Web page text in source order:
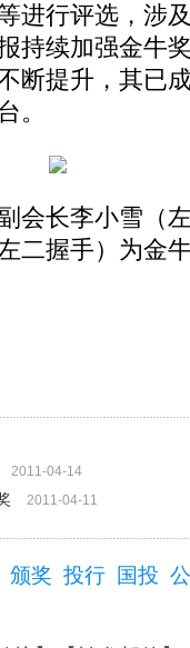
进行评选，涉
持续加强金牛
断提升，其已
。
长李小雪（
二握手）为金
2011-04-14
2011-04-11
颁奖 投行 国投